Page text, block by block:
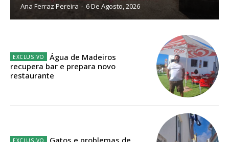
Planos de Assinatura
Faça-se assinante do Região de Cister e ajude-nos a manter este serviço
Ana Ferraz Pereira - 6 De Agosto, 2026
Água de Madeiros
recupera bar e prepara novo
restaurante